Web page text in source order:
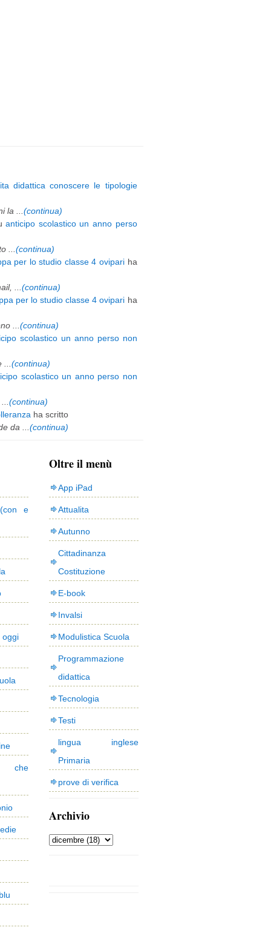
didattica conoscere le tipologie
la ... (continua)
anticipo scolastico un anno perso
... (continua)
per lo studio classe 4 ovipariha
... (continua)
per lo studio classe 4 ovipari ha
... (continua)
scolastico un anno perso non
(continua)
scolastico un anno perso non
(continua)
ha scritto
da ... (continua)
e
oggi
che
Oltre il menù
App iPad
Attualita
Autunno
Cittadinanza
Costituzione
E-book
Invalsi
Modulistica Scuola
Programmazione
didattica
Tecnologia
Testi
lingua inglese
Primaria
prove di verifica
Archivio